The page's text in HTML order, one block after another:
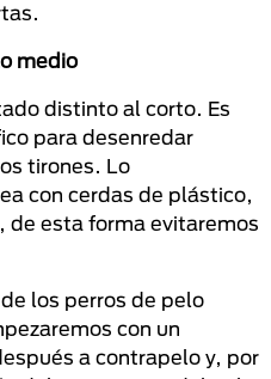
medio
distinto al corto. Es
para desenredar
tirones. Lo
con cerdas de plástico,
de esta forma evitaremos
los perros de pelo
con un
a contrapelo y, por